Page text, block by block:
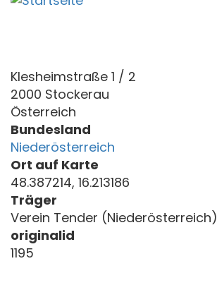
Direkt
Klesheimstraße 1 / 2
2000 Stockerau
Österreich
Bundesland
Niederösterreich
Ort auf Karte
48.387214, 16.213186
Träger
Verein Tender (Niederösterreich)
originalid
1195